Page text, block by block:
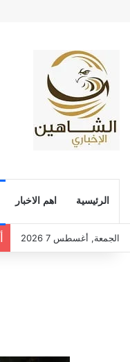
الرئيسية اهم الاخبار
الجمعة, أغسطس 7 2026